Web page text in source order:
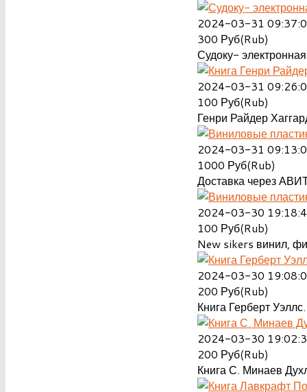
2024-03-31
300 Руб(Rub)
Судоку-
2024-03-31
100 Руб(Rub)
Генри Райдер
2024-03-31
1000 Руб(Rub)
Доставка через
2024-03-30
100 Руб(Rub)
New sikers винил,
2024-03-30
200 Руб(Rub)
Книга Герберт
2024-03-30
200 Руб(Rub)
Книга С. Минаев